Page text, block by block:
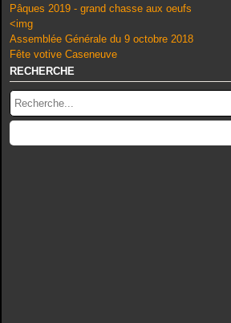
Pâques 2019 - grand chasse aux oeufs
<img
Assemblée Générale du 9 octobre 2018
Fête votive Caseneuve
RECHERCHE